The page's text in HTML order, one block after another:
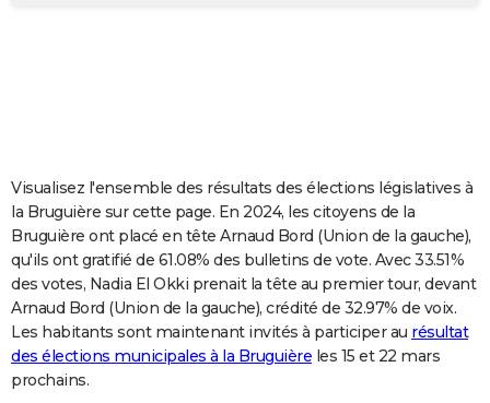
Carte de Noël
Carte Bonne année
Carte Saint-Valentin
Carte Pâques
Carte d'anniversaire
DICTIONNAIRE
Dictionnaire
Biographies
Citations
Expressions
Proverbes
PROGRAMME TV
COPAINS D'AVANT
S'inscrire
Se connecter
Lycées
Collèges
Primaires
Universités
Entreprises
Service militaire
Avis de recherche
AVIS DE DÉCÈS
FORUM
Visualisez l'ensemble des résultats des élections législatives à
la Bruguière sur cette page. En 2024, les citoyens de la
Bruguière ont placé en tête Arnaud Bord (Union de la gauche),
qu'ils ont gratifié de 61.08% des bulletins de vote. Avec 33.51%
des votes, Nadia El Okki prenait la tête au premier tour, devant
Arnaud Bord (Union de la gauche), crédité de 32.97% de voix.
Les habitants sont maintenant invités à participer au résultat
des élections municipales à la Bruguière les 15 et 22 mars
prochains.